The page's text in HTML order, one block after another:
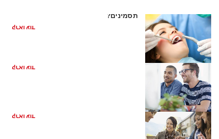
תסמינים?
קראו עוד
קראו עוד
קראו עוד